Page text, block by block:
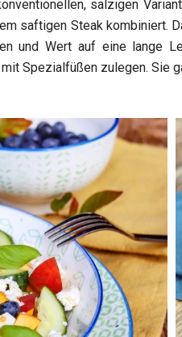
salzigen
saftigen Steak kombiniert.
und Wert auf eine lange
mit Spezialfüßen zulegen. Sie